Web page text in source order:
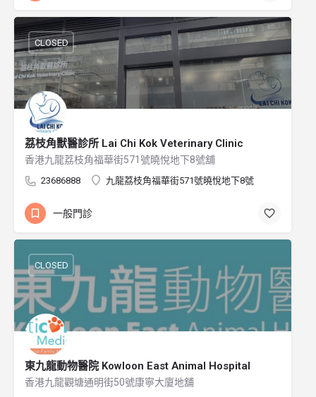
荔枝角獸醫診所 Lai Chi Kok Veterinary Clinic
香港九龍荔枝角福華街571號曉悅地下8號舖
23686888 九龍荔枝角福華街571號曉悅地下8號
CLOSED
一般門診
東九龍動物醫院 Kowloon East Animal Hospital
香港九龍觀塘通明街50號康寧大廈地舖
CLOSED